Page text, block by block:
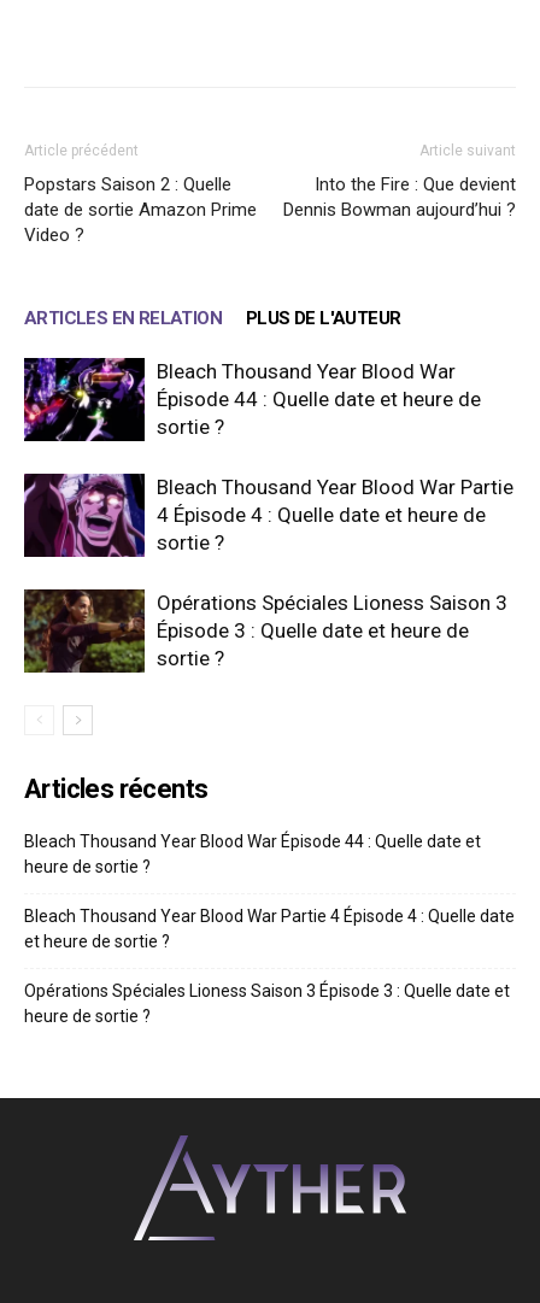
Article précédent
Popstars Saison 2 : Quelle
date de sortie Amazon Prime
Video ?
Article suivant
Into the Fire : Que devient
Dennis Bowman aujourd’hui ?
ARTICLES EN RELATION PLUS DE L'AUTEUR
Bleach Thousand Year Blood War
Épisode 44 : Quelle date et heure de
sortie ?
Bleach Thousand Year Blood War Partie
4 Épisode 4 : Quelle date et heure de
sortie ?
Opérations Spéciales Lioness Saison 3
Épisode 3 : Quelle date et heure de
sortie ?
Articles récents
Bleach Thousand Year Blood War Épisode 44 : Quelle date et
heure de sortie ?
Bleach Thousand Year Blood War Partie 4 Épisode 4 : Quelle date
et heure de sortie ?
Opérations Spéciales Lioness Saison 3 Épisode 3 : Quelle date et
heure de sortie ?